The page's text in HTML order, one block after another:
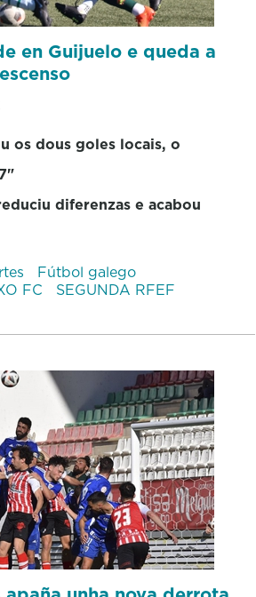
en Guijuelo e queda a
os dous goles locais, o
diferenzas e acabou
Fútbol galego
FC SEGUNDA RFEF